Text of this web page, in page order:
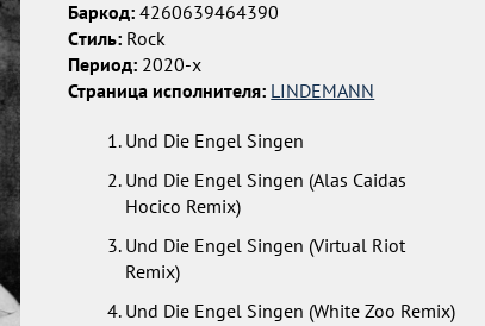
Баркод: 4260639464390
Cтиль: Rock
Период: 2020-x
Страница исполнителя: LINDEMANN
Und Die Engel Singen
Und Die Engel Singen (Alas Caidas
Hocico Remix)
Und Die Engel Singen (Virtual Riot
Remix)
Und Die Engel Singen (White Zoo Remix)